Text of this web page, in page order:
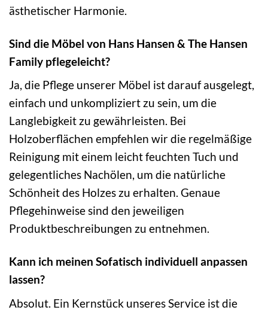
ästhetischer Harmonie.
Sind die Möbel von Hans Hansen & The Hansen
Family pflegeleicht?
Ja, die Pflege unserer Möbel ist darauf ausgelegt,
einfach und unkompliziert zu sein, um die
Langlebigkeit zu gewährleisten. Bei
Holzoberflächen empfehlen wir die regelmäßige
Reinigung mit einem leicht feuchten Tuch und
gelegentliches Nachölen, um die natürliche
Schönheit des Holzes zu erhalten. Genaue
Pflegehinweise sind den jeweiligen
Produktbeschreibungen zu entnehmen.
Kann ich meinen Sofatisch individuell anpassen
lassen?
Absolut. Ein Kernstück unseres Service ist die